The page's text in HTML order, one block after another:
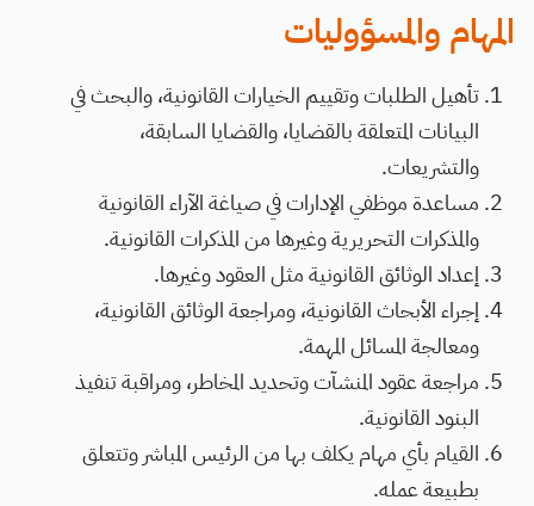
المهام والمسؤوليات
تأهيل الطلبات وتقييم الخيارات القانونية، والبحث في
البيانات المتعلقة بالقضايا، والقضايا السابقة،
والتشريعات.
مساعدة موظفي الإدارات في صياغة الآراء القانونية
والمذكرات التحريرية وغيرها من المذكرات القانونية.
إعداد الوثائق القانونية مثل العقود وغيرها.
إجراء الأبحاث القانونية، ومراجعة الوثائق القانونية،
ومعالجة المسائل المهمة.
مراجعة عقود المنشآت وتحديد المخاطر، ومراقبة تنفيذ
البنود القانونية.
القيام بأي مهام يكلف بها من الرئيس المباشر وتتعلق
بطبيعة عمله.